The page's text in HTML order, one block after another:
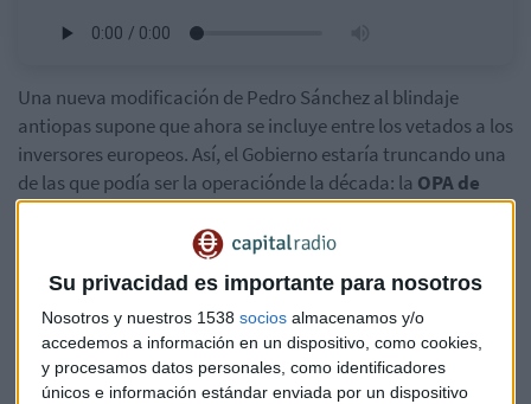
Su privacidad es importante para nosotros
Nosotros y nuestros 1538 socios almacenamos y/o
accedemos a información en un dispositivo, como cookies,
y procesamos datos personales, como identificadores
únicos e información estándar enviada por un dispositivo
Una nueva modificación de Pedro Sánchez al blindaje
antiopas supone que ahora se incluye entre los vetados a los
inversores europeos. Así, el Gobierno estaría truncando una
de las que podía ser la operaciónde la década: la OPA de
Deutsche Telekomsobre el gigante español de las
Telefónica.
De momento solo era un rumor que salió a la luz hace unas
semanas, pero con la legislación entonces vigente la
alemana tenía vía libre para opar a Telefónica por su
condición de empresa europea.